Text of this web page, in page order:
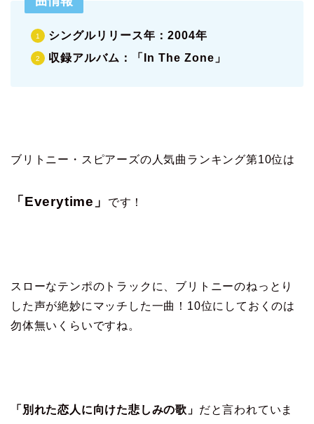
シングルリリース年：2004年
収録アルバム：「In The Zone」
ブリトニー・スピアーズの人気曲ランキング第10位は
「Everytime」 です！
スローなテンポのトラックに、ブリトニーのねっとり
した声が絶妙にマッチした一曲！10位にしておくのは
勿体無いくらいですね。
「別れた恋人に向けた悲しみの歌」 だと言われていま